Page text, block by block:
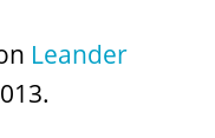
Leander